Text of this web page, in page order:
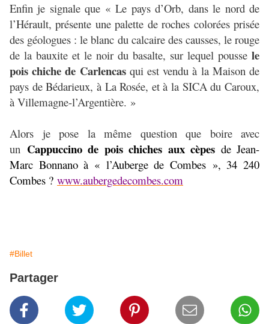
Enfin je signale que « Le pays d’Orb, dans le nord de
l’Hérault, présente une palette de roches colorées prisée
des géologues : le blanc du calcaire des causses, le rouge
de la bauxite et le noir du basalte, sur lequel pousse le
pois chiche de Carlencasqui est vendu à la Maison de
pays de Bédarieux, à La Rosée, et à la SICA du Caroux,
à Villemagne-l’Argentière. »
Alors je pose la même question que boire avec
un Cappuccino de pois chiches aux cèpes de Jean-
Marc Bonnano à « l’Auberge de Combes », 34 240
Combes ? www.aubergedecombes.com
#Billet
Partager